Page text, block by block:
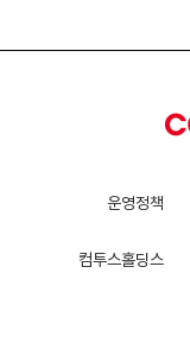
운영정책
컴투스홀딩스